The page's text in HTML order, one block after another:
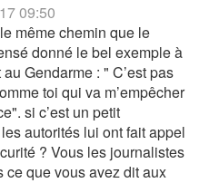
09:50
même chemin que le
donné le bel exemple à
Gendarme : " C’est pas
toi qui va m’empêcher
si c’est un petit
autorités lui ont fait appel
? Vous les journalistes
ce que vous avez dit aux